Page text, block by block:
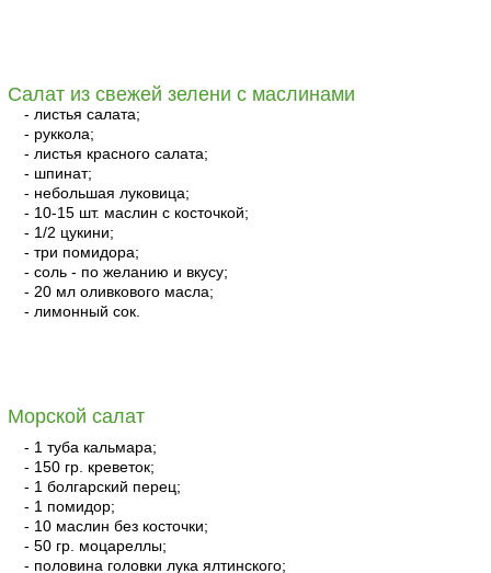
Салат из свежей зелени с маслинами
- листья салата;
- руккола;
- листья красного салата;
- шпинат;
- небольшая луковица;
- 10-15 шт. маслин с косточкой;
- 1/2 цукини;
- три помидора;
- соль - по желанию и вкусу;
- 20 мл оливкового масла;
- лимонный сок.
Морской салат
- 1 туба кальмара;
- 150 гр. креветок;
- 1 болгарский перец;
- 1 помидор;
- 10 маслин без косточки;
- 50 гр. моцареллы;
- половина головки лука ялтинского;